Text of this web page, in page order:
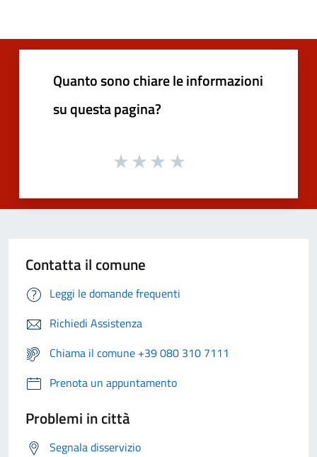
Quanto sono chiare le informazioni
su questa pagina?
Contatta il comune
Leggi le domande frequenti
Richiedi Assistenza
Chiama il comune +39 080 310 7111
Prenota un appuntamento
Problemi in città
Segnala disservizio